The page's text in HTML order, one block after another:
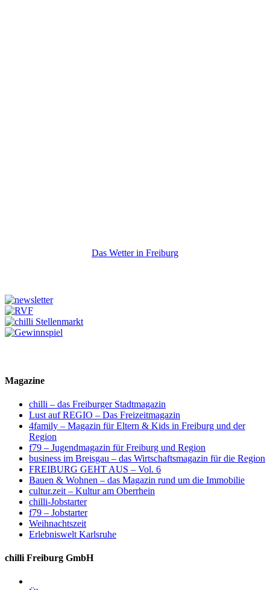
Das Wetter in Freiburg
Magazine
chilli – das Freiburger Stadtmagazin
Lust auf REGIO – Das Freizeitmagazin
4family – Magazin für Eltern & Kids in Freiburg und der
Region
f79 – Jugendmagazin für Freiburg und Region
business im Breisgau – das Wirtschaftsmagazin für die Region
FREIBURG GEHT AUS – Vol. 6
Bauen & Wohnen – das Magazin rund um die Immobilie
cultur.zeit – Kultur am Oberrhein
chilli-Jobstarter
f79 – Jobstarter
Weihnachtszeit
Erlebniswelt Karlsruhe
chilli Freiburg GmbH